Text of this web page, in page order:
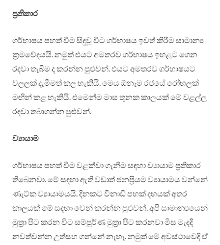
ප්‍රතිකාර
ගර්භාෂය පහත් වීම සිදුවූ විට ගර්භාෂය ඉවත් කිරීම සාමාන්‍ය
ක්‍රමවේදයයි. නමුත් එයට අමතරව ගර්භාෂය ඉහළට ගෙන
රදවා තැබීම ද කරන්න පුළුවන්. එයට අමතරව ගර්භාෂයට
වලලක් දැමීමත් කල හැකියි. මෙය ඕනෑම රජයේ රෝහලක්
මඟින් කළ හැකියි. එමෙන්ම මාස තුනක කාලයක් මේ වළල්ල
රදවා තබාගන්න පුළුවන්.
ව්‍යායාම
ගර්භාෂය පහත් වීම වළක්වා ගැනීම සඳහා ව්‍යායාම ප්‍රතිකාර
තිබෙනවා. මේ සඳහා ඇති වඩාත් ජනප්‍රියම ව්‍යායාමය වන්නේ
ණැට්ක ව්‍යායාමයයි. දිනකට විනාඩි පහක් දහයක් අතර
කාලයක් මේ සඳහා වෙන් කරන්න පුළුවන්. අපි සාමාන්‍යයෙන්
මුත්‍රා පිට කරන විට සම්පූර්ණ මුත්‍රා පිට කරනවා මිස මැදදි
නවත්වන්න උත්සහ ගන්නේ නැහැ. නමුත් මේ අවස්ථාවෙදි ඒ